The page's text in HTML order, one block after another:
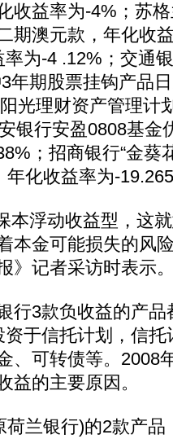
收益率为-4%；苏
期澳元款，年化收
为-4 .12%；交通
期股票挂钩产品
光理财资产管理计
银行安盈0808基金
；招商银行“金葵
年化收益率为-
浮动收益型，这就
本金可能损失的风
》记者采访时表示
3款负收益的产品
于信托计划，信
、可转债等。2008
益的主要原因。
兰银行)的2款产品